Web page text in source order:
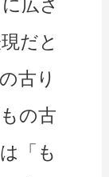
広さ
だと
古り
の古
「も